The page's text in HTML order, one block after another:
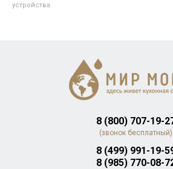
устройства.
8 (800) 707-19-
(звонок бесплатный)
8 (499) 991-19-
8 (985) 770-08-